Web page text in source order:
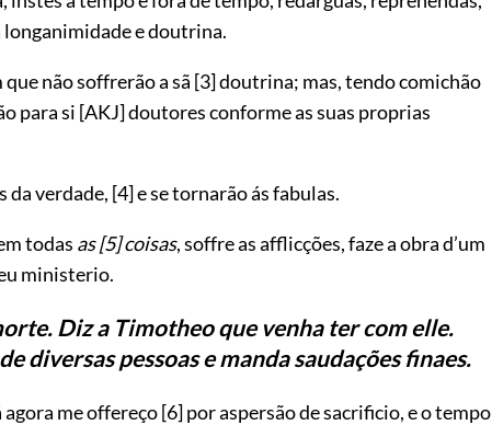
longanimidade e doutrina.
não soffrerão a sã [3]doutrina; mas, tendo comichão
para si [AKJ]doutores conforme as suas proprias
da verdade, [4]e se tornarão ás fabulas.
todas as[5]coisas, soffre as afflicções, faze a obra d’um
ministerio.
Diz a Timotheo que venha ter com elle.
diversas pessoas e manda saudações finaes.
agora me offereço[6]por aspersão de sacrificio, e o tempo